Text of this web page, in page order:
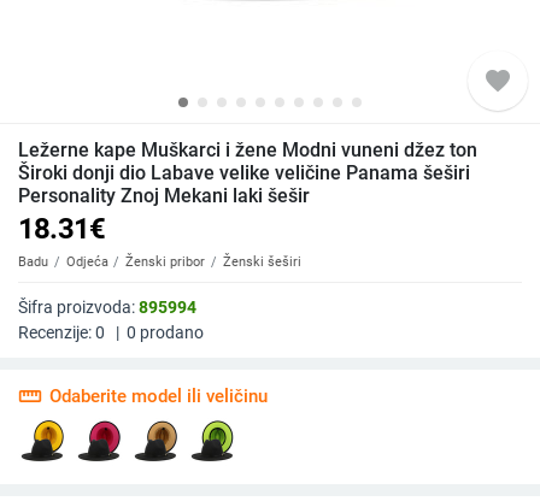
favorite
Ležerne kape Muškarci i žene Modni vuneni džez ton
Široki donji dio Labave velike veličine Panama šeširi
Personality Znoj Mekani laki šešir
18.31€
Badu Odjeća Ženski pribor Ženski šeširi
Šifra proizvoda:895994
Recenzije:0 | 0 prodano
straighten Odaberite model ili veličinu